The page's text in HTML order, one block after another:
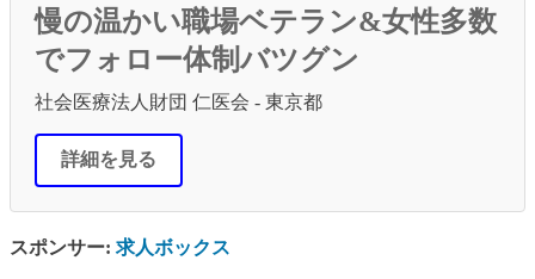
慢の温かい職場ベテラン&女性多数
でフォロー体制バツグン
社会医療法人財団 仁医会 - 東京都
詳細を見る
スポンサー: 求人ボックス